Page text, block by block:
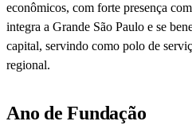
econômicos, com forte presença
integra a Grande São Paulo e se
capital, servindo como polo de
regional.
Ano de Fundação